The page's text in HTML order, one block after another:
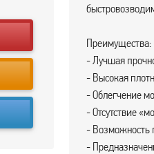
Преимущества:
- Лучшая
- Высокая
- Облегчение
- Отсутствие
- Возможность
-